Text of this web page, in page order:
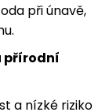
při únavě,
přírodní
a nízké riziko